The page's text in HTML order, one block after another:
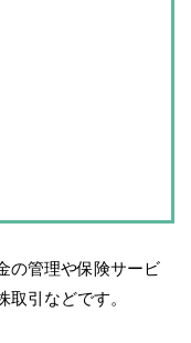
の管理や保険サービ
引などです。